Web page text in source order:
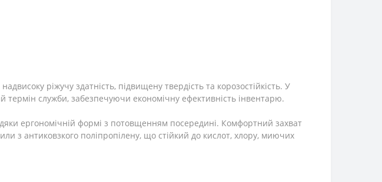
ріжучу здатність, підвищену твердість та корозостійкість. У
термін служби, забезпечуючи економічну ефективність інвентарю.
ергономічній формі з потовщенням посередині. Комфортний захват
з антиковзкого поліпропілену, що стійкий до кислот, хлору, миючих